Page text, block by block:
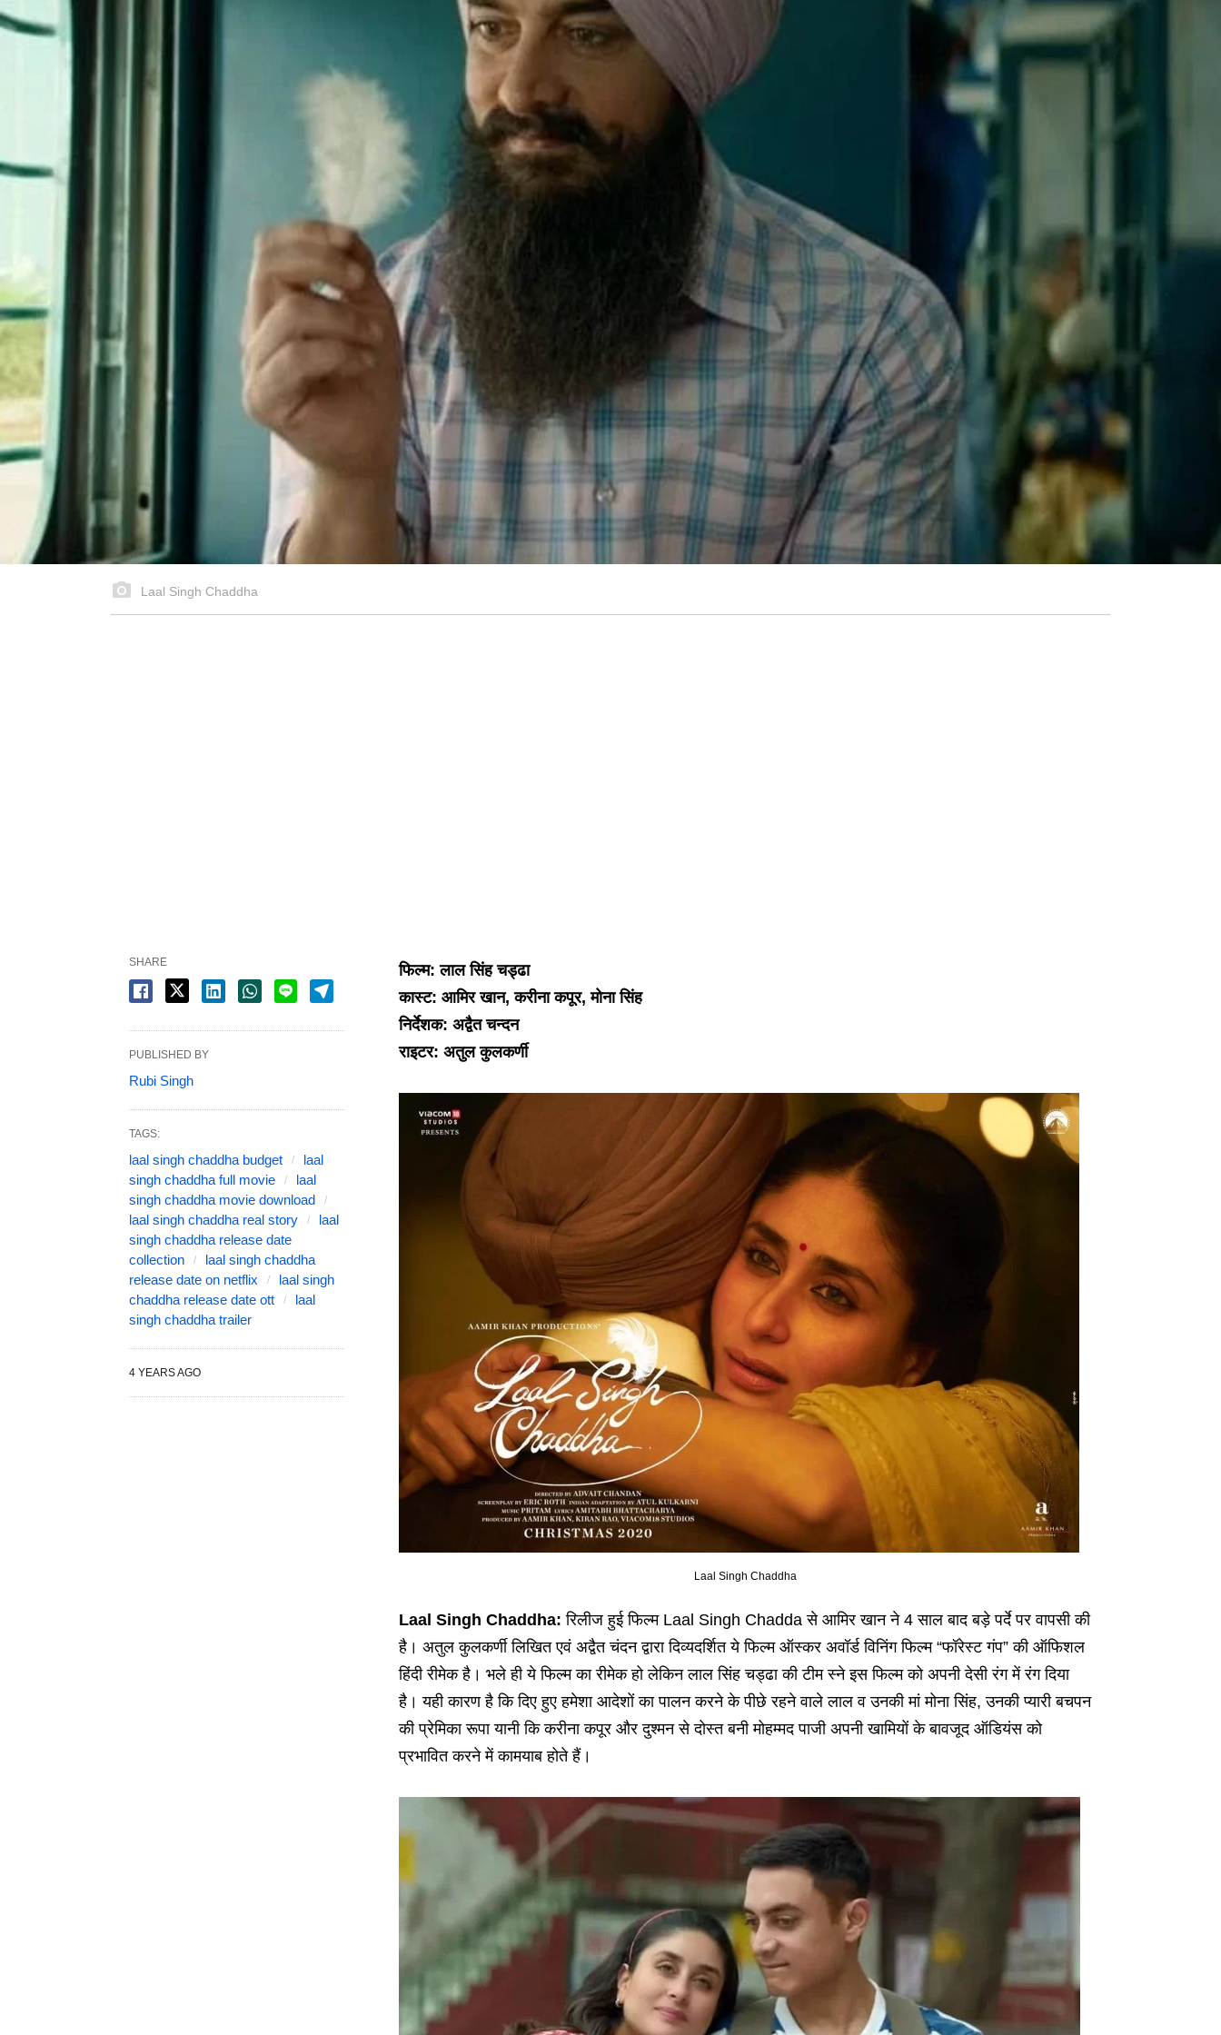
Laal Singh Chaddha
फिल्म: लाल सिंह चड्ढा
कास्ट: आमिर खान, करीना कपूर, मोना सिंह
निर्देशक: अद्वैत चन्दन
राइटर: अतुल कुलकर्णी
Laal Singh Chaddha
Laal Singh Chaddha: रिलीज हुई फिल्म Laal Singh Chadda से आमिर खान ने 4 साल बाद बड़े पर्दे पर वापसी की
है। अतुल कुलकर्णी लिखित एवं अद्वैत चंदन द्वारा दिव्यदर्शित ये फिल्म ऑस्कर अवॉर्ड विनिंग फिल्म “फॉरेस्ट गंप” की ऑफिशल
हिंदी रीमेक है। भले ही ये फिल्म का रीमेक हो लेकिन लाल सिंह चड्ढा की टीम स्ने इस फिल्म को अपनी देसी रंग में रंग दिया
है। यही कारण है कि दिए हुए हमेशा आदेशों का पालन करने के पीछे रहने वाले लाल व उनकी मां मोना सिंह, उनकी प्यारी बचपन
की प्रेमिका रूपा यानी कि करीना कपूर और दुश्मन से दोस्त बनी मोहम्मद पाजी अपनी खामियों के बावजूद ऑडियंस को
प्रभावित करने में कामयाब होते हैं।
SHARE
PUBLISHED BY
Rubi Singh
TAGS:
laal singh chaddha budget
laal
singh chaddha full movie
laal
singh chaddha movie download
laal singh chaddha real story
laal
singh chaddha release date
collection
laal singh chaddha
release date on netflix
laal singh
chaddha release date ott
laal
singh chaddha trailer
4 YEARS AGO